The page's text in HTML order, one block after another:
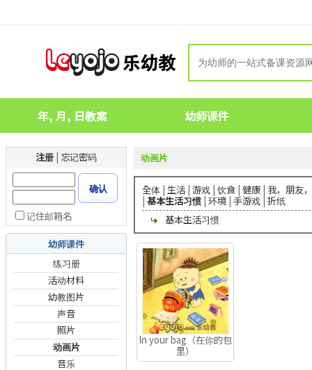
年, 月, 日教案 幼师课件
注册 | 忘记密码
确认
记住邮箱名
幼师课件
练习册
活动材料
幼教图片
声音
照片
动画片
音乐
动画片
全体 | 生活 | 游戏 | 饮食 | 健康 | 我，朋友
| 基本生活习惯 | 环境 | 手游戏 折纸
基本生活习惯
In your bag（在你的包
里）